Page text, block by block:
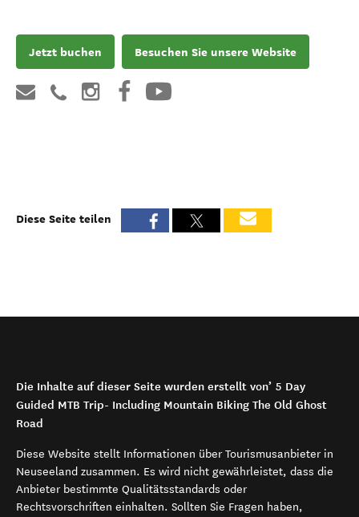
Jetzt buchen Besuchen Sie unsere Website
Diese Seite teilen
Die Inhalte auf dieser Seite wurden erstellt von’ 5 Day
Guided MTB Trip- Including Mountain Biking The Old Ghost
Road
Diese Website stellt Informationen über Tourismusanbieter in
Neuseeland zusammen. Es wird nicht gewährleistet, dass die
Anbieter bestimmte Qualitätsstandards oder
Rechtsvorschriften einhalten. Sollten Sie Fragen haben,